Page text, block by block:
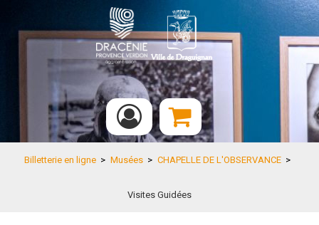
Billetterie en ligne > Musées > CHAPELLE DE L'OBSERVANCE >
Visites Guidées